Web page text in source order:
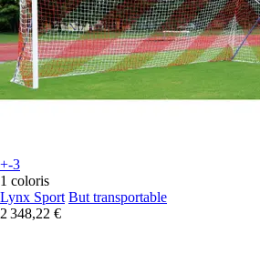
+-3
1 coloris
Lynx Sport But transportable
2 348,22 €